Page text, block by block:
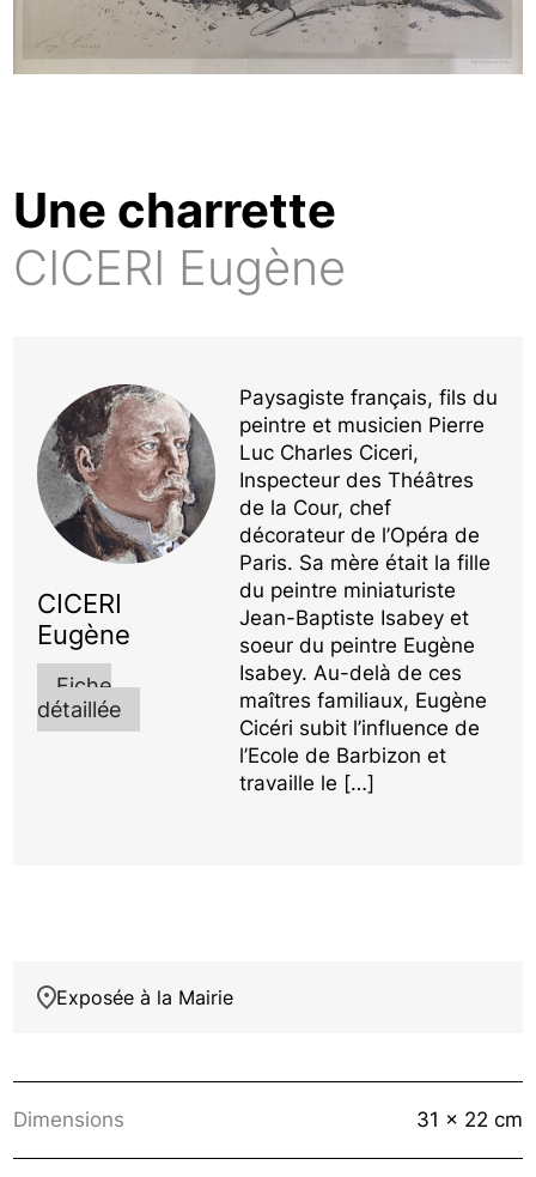
Une charrette
CICERI Eugène
CICERI
Eugène
Fiche
détaillée
Paysagiste français, fils du
peintre et musicien Pierre
Luc Charles Ciceri,
Inspecteur des Théâtres
de la Cour, chef
décorateur de l’Opéra de
Paris. Sa mère était la fille
du peintre miniaturiste
Jean-Baptiste Isabey et
soeur du peintre Eugène
Isabey. Au-delà de ces
maîtres familiaux, Eugène
Cicéri subit l’influence de
l’Ecole de Barbizon et
travaille le […]
Exposée à la Mairie
Dimensions 31 x 22 cm